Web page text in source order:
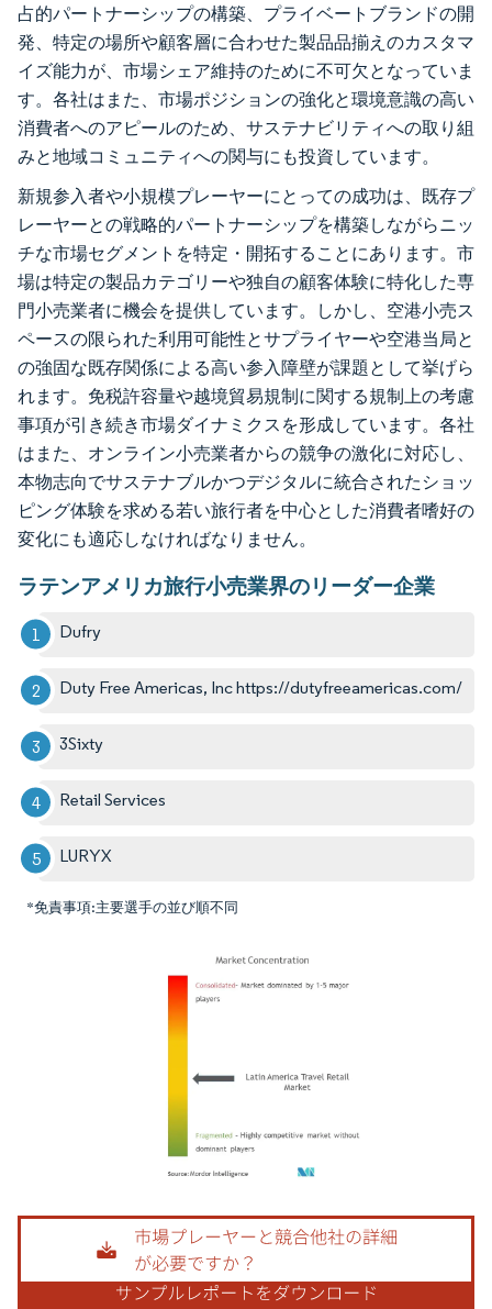
占的パートナーシップの構築、プライベートブランドの開
発、特定の場所や顧客層に合わせた製品品揃えのカスタマ
イズ能力が、市場シェア維持のために不可欠となっていま
す。各社はまた、市場ポジションの強化と環境意識の高い
消費者へのアピールのため、サステナビリティへの取り組
みと地域コミュニティへの関与にも投資しています。
新規参入者や小規模プレーヤーにとっての成功は、既存プ
レーヤーとの戦略的パートナーシップを構築しながらニッ
チな市場セグメントを特定・開拓することにあります。市
場は特定の製品カテゴリーや独自の顧客体験に特化した専
門小売業者に機会を提供しています。しかし、空港小売ス
ペースの限られた利用可能性とサプライヤーや空港当局と
の強固な既存関係による高い参入障壁が課題として挙げら
れます。免税許容量や越境貿易規制に関する規制上の考慮
事項が引き続き市場ダイナミクスを形成しています。各社
はまた、オンライン小売業者からの競争の激化に対応し、
本物志向でサステナブルかつデジタルに統合されたショッ
ピング体験を求める若い旅行者を中心とした消費者嗜好の
変化にも適応しなければなりません。
ラテンアメリカ旅行小売業界のリーダー企業
Dufry
Duty Free Americas, Inc https://dutyfreeamericas.com/
3Sixty
Retail Services
LURYX
*免責事項:主要選手の並び順不同
画像 © Mordor Intelligence。再利用にはCC BY 4.0の表示が必要です。